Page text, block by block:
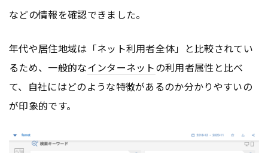
などの情報を確認できました。
年代や居住地域は「ネット利用者全体」と比較されてい
るため、一般的なインターネットの利用者属性と比べ
て、自社にはどのような特徴があるのか分かりやすいの
が印象的です。